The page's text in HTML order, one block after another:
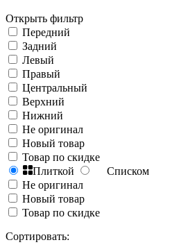
Открыть фильтр
Передний
Задний
Левый
Правый
Центральный
Верхний
Нижний
Не оригинал
Новый товар
Товар по скидке
Плиткой
Списком
Не оригинал
Новый товар
Товар по скидке
Сортировать: